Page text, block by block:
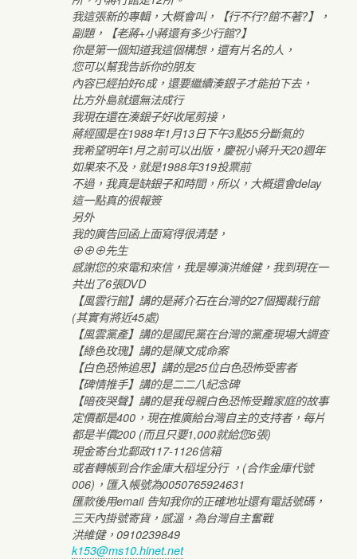
我這張新的專輯，大概會叫，【行不行?館不著?】，
副題，【老蔣+小蔣還有多少行館?】
你是第一個知道我這個構想，還有片名的人，
您可以幫我告訴你的朋友
內容已經拍好6成，還要繼續湊銀子才能拍下去，
比方外島就還無法成行
我現在還在湊銀子好收尾剪接，
蔣經國是在1988年1月13日下午3點55分斷氣的
我希望明年1月之前可以出版，慶祝小蔣升天20週年
如果來不及，就是1988年319投票前
不過，我真是缺銀子和時間，所以，大概還會delay
這一點真的很報簽
另外
我的廣告回函上面寫得很清楚，
⊕⊕⊕先生
感謝您的來電和來信，我是導演洪維健，我到現在一
共出了6張DVD
【風雲行館】講的是蔣介石在台灣的27個獨裁行館
(其實有將近45處)
【風雲黨產】講的是國民黨在台灣的黨產現場大調查
【綠色玫瑰】講的是陳文成命案
【白色恐怖追思】講的是25位白色恐怖受害者
【碑情推手】講的是二二八紀念碑
【暗夜哭聲】講的是我母親白色恐怖受難家庭的故事
定價都是400，現在推廣給台灣自主的支持者，每片
都是半價200 (而且只要1,000就給您6張)
現金寄台北郵政117-1126信箱
或者轉帳到合作金庫大稻埕分行 ，(合作金庫代號
006)，匯入帳號為0050765924631
匯款後用email 告知我你的正確地址還有電話號碼，
三天內掛號寄貨，感溫，為台灣自主奮戰
洪維健，0910239849
k153@ms10.hinet.net